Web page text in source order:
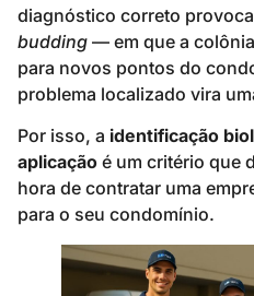
diagnóstico correto
budding — em que a
para novos pontos do
problema localizado vira
Por isso, a identificação
aplicação é um critério que
hora de contratar uma
para o seu condomínio.